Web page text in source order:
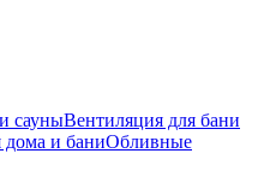
сауныВентиляция для бани
дома и баниОбливные